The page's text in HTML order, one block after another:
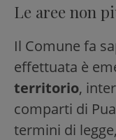
Le aree non
Il Comune fa
effettuata è
territorio,
comparti di
termini di legge,